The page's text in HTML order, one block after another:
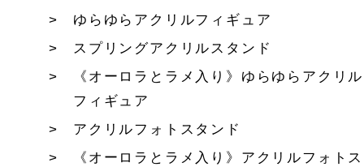
ゆらゆらアクリルフィギュア
スプリングアクリルスタンド
《オーロラとラメ入り》ゆらゆらアクリル
フィギュア
アクリルフォトスタンド
《オーロラとラメ入り》アクリルフォトス